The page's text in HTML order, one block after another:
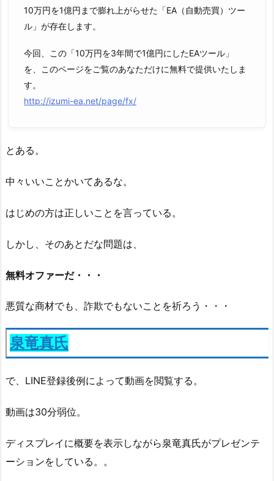
10万円を1億円まで膨れ上がらせた「EA（自動売買）ツー
ル」が存在します。
今回、この「10万円を3年間で1億円にしたEAツール」
を、このページをご覧のあなただけに無料で提供いたしま
す。
http://izumi-ea.net/page/fx/
とある。
中々いいことかいてあるな。
はじめの方は正しいことを言っている。
しかし、そのあとだな問題は、
無料オファーだ・・・
悪質な商材でも、詐欺でもないことを祈ろう・・・
泉竜真氏
で、LINE登録後例によって動画を閲覧する。
動画は30分弱位。
ディスプレイに概要を表示しながら泉竜真氏がプレゼンテ
ーションをしている。。